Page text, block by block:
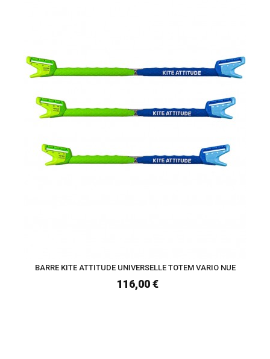
BARRE KITE ATTITUDE UNIVERSELLE TOTEM VARIO NUE
116,00 €